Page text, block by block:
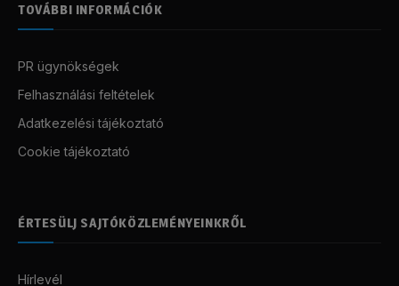
TOVÁBBI INFORMÁCIÓK
PR ügynökségek
Felhasználási feltételek
Adatkezelési tájékoztató
Cookie tájékoztató
ÉRTESÜLJ SAJTÓKÖZLEMÉNYEINKRŐL
Hírlevél